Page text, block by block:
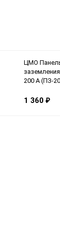
ЦМО
200 А (ПЗ-
1 360 ₽